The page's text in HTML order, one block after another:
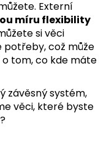
Externí
míru flexibility
si věci
což může
tom, co kde máte
závěsný systém,
věci, které byste